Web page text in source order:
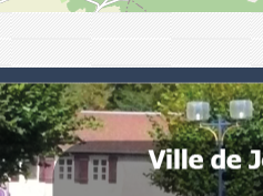
Commune
Place